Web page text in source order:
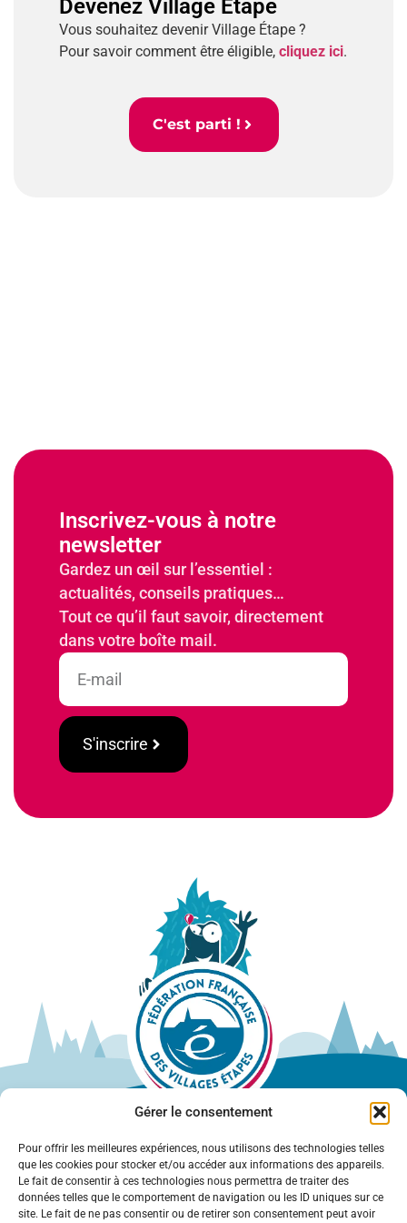
Gérer le consentement
Pour offrir les meilleures expériences, nous utilisons des technologies telles
que les cookies pour stocker et/ou accéder aux informations des appareils.
Le fait de consentir à ces technologies nous permettra de traiter des
données telles que le comportement de navigation ou les ID uniques sur ce
site. Le fait de ne pas consentir ou de retirer son consentement peut avoir
Devenez Village Étape
Vous souhaitez devenir Village Étape ?
Pour savoir comment être éligible, cliquez ici.
C'est parti !
Inscrivez-vous à notre
newsletter
Gardez un œil sur l’essentiel :
actualités, conseils pratiques…
Tout ce qu’il faut savoir, directement
dans votre boîte mail.
S'inscrire